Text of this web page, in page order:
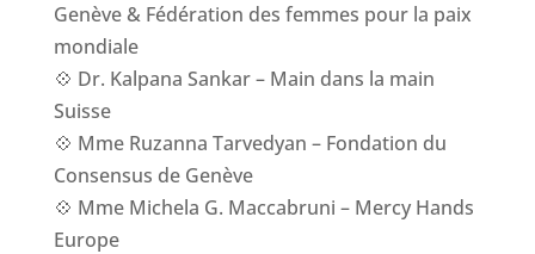
Genève & Fédération des femmes pour la paix
mondiale
💠 Dr. Kalpana Sankar – Main dans la main
Suisse
💠 Mme Ruzanna Tarvedyan – Fondation du
Consensus de Genève
💠 Mme Michela G. Maccabruni – Mercy Hands
Europe